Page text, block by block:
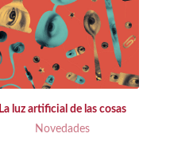
La luz artificial de las cosas
Novedades